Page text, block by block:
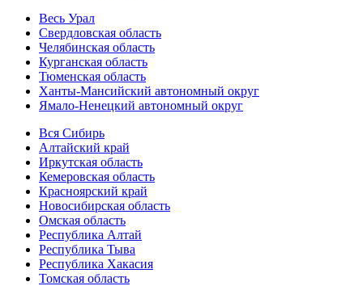
Весь Урал
Свердловская область
Челябинская область
Курганская область
Тюменская область
Ханты-Мансийский автономный округ
Ямало-Ненецкий автономный округ
Вся Сибирь
Алтайский край
Иркутская область
Кемеровская область
Красноярский край
Новосибирская область
Омская область
Республика Алтай
Республика Тыва
Республика Хакасия
Томская область